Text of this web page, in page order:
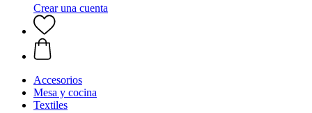
Crear una cuenta
Accesorios
Mesa y cocina
Textiles